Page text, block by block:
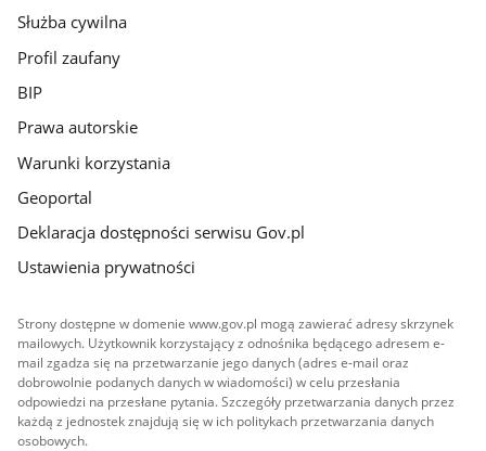
Służba cywilna
Profil zaufany
BIP
Prawa autorskie
Warunki korzystania
Geoportal
Deklaracja dostępności serwisu Gov.pl
Ustawienia prywatności
Strony dostępne w domenie www.gov.pl mogą zawierać adresy skrzynek
mailowych. Użytkownik korzystający z odnośnika będącego adresem e-
mail zgadza się na przetwarzanie jego danych (adres e-mail oraz
dobrowolnie podanych danych w wiadomości) w celu przesłania
odpowiedzi na przesłane pytania. Szczegóły przetwarzania danych przez
każdą z jednostek znajdują się w ich politykach przetwarzania danych
osobowych.